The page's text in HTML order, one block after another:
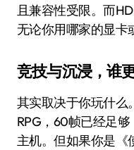
且兼容性受限。而
无论你用哪家的显卡
竞技与沉浸，谁
其实取决于你玩什么
RPG，60帧已经足
主机。但如果你是《